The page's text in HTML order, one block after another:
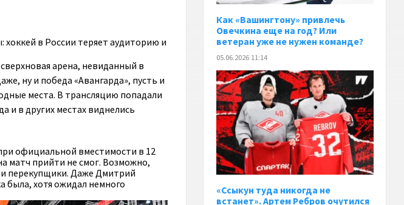
в России теряет аудиторию и
арена, невиданный в
ну и победа «Авангарда», пусть и
места. В трансляцию попадали
и в других местах виднелись
официальной вместимости в 12
матч прийти не смог. Возможно,
перекупщики. Даже Дмитрий
была, хотя ожидал немного
Как «Вашингтону» привлечь
Овечкина еще на год? Или
ветеран уже не нужен команде?
05.06.2026 11:14
«Ссыкун туда никогда не
встанет». Артем Ребров очутился